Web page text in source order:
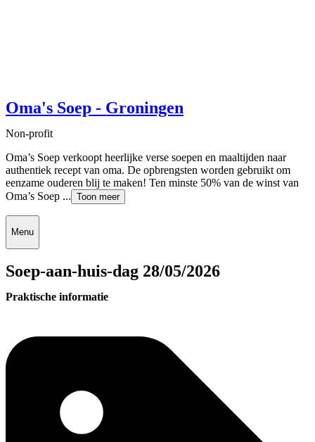
Oma's Soep - Groningen
Non-profit
Oma’s Soep verkoopt heerlijke verse soepen en maaltijden naar
authentiek recept van oma. De opbrengsten worden gebruikt om
eenzame ouderen blij te maken! Ten minste 50% van de winst van
Oma’s Soep ... Toon meer
Menu
Soep-aan-huis-dag 28/05/2026
Praktische informatie